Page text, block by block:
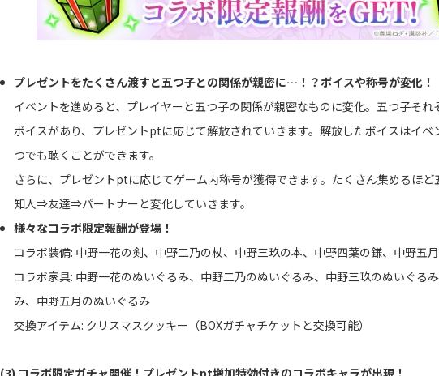
プレゼントをたくさん渡すと五つ子との関係が親密に…！？ボイスや称号が変化！
イベントを進めると、プレイヤーと五つ子の関係が親密なものに変化。五つ子それ
ボイスがあり、プレゼントptに応じて解放されていきます。解放したボイスはイベ
つでも聴くことができます。
さらに、プレゼントptに応じてゲーム内称号が獲得できます。たくさん集めるほど
知人⇒友達⇒パートナーと変化していきます。
様々なコラボ限定報酬が登場！
コラボ装備: 中野一花の剣、中野二乃の杖、中野三玖の本、中野四葉の鎌、中野五
コラボ家具: 中野一花のぬいぐるみ、中野二乃のぬいぐるみ、中野三玖のぬいぐる
み、中野五月のぬいぐるみ
交換アイテム: クリスマスクッキー（BOXガチャチケットと交換可能）